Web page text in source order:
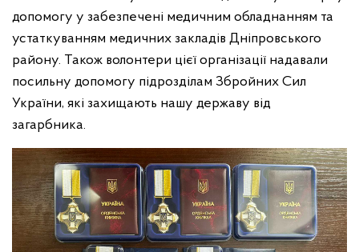
допомогу у забезпечені медичним обладнанням та
устаткуванням медичних закладів Дніпровського
району. Також волонтери цієї організації надавали
посильну допомогу підрозділам Збройних Сил
України, які захищають нашу державу від
загарбника.